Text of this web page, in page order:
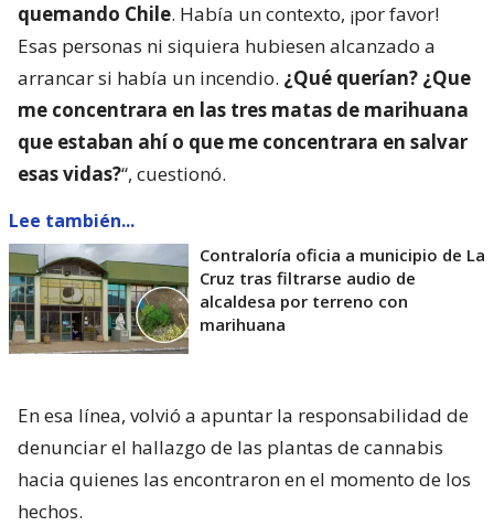
quemando Chile. Había un contexto, ¡por favor!
Esas personas ni siquiera hubiesen alcanzado a
arrancar si había un incendio. ¿Qué querían? ¿Que
me concentrara en las tres matas de marihuana
que estaban ahí o que me concentrara en salvar
esas vidas?“, cuestionó.
Lee también...
Contraloría oficia a municipio de La
Cruz tras filtrarse audio de
alcaldesa por terreno con
marihuana
En esa línea, volvió a apuntar la responsabilidad de
denunciar el hallazgo de las plantas de cannabis
hacia quienes las encontraron en el momento de los
hechos.